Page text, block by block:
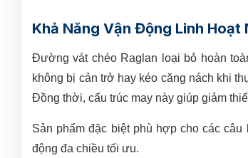
Khả Năng Vận Động Linh
Đường vát chéo Raglan loại bỏ hoàn
không bị cản trở hay kéo căng nách khi
Đồng thời, cấu trúc may này giúp giảm
Sản phẩm đặc biệt phù hợp cho các
động đa chiều tối ưu.